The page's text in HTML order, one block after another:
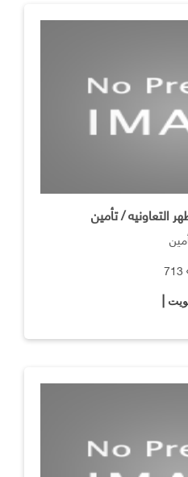
التعاونيه / تأمين
|